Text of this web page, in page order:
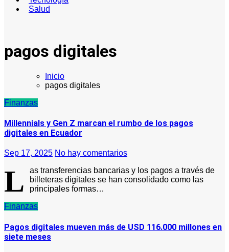
Salud
pagos digitales
Inicio
pagos digitales
Finanzas
Millennials y Gen Z marcan el rumbo de los pagos
digitales en Ecuador
Sep 17, 2025 No hay comentarios
L
as transferencias bancarias y los pagos a través de
billeteras digitales se han consolidado como las
principales formas…
Finanzas
Pagos digitales mueven más de USD 116.000 millones en
siete meses